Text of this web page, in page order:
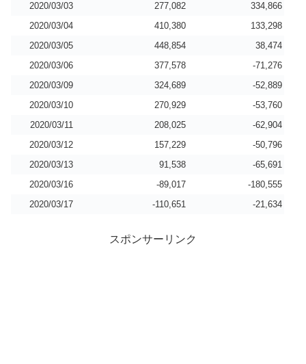
2020/03/03
277,082
334,866
2020/03/04
410,380
133,298
2020/03/05
448,854
38,474
2020/03/06
377,578
-71,276
2020/03/09
324,689
-52,889
2020/03/10
270,929
-53,760
2020/03/11
208,025
-62,904
2020/03/12
157,229
-50,796
2020/03/13
91,538
-65,691
2020/03/16
-89,017
-180,555
2020/03/17
-110,651 -21,634
スポンサーリンク